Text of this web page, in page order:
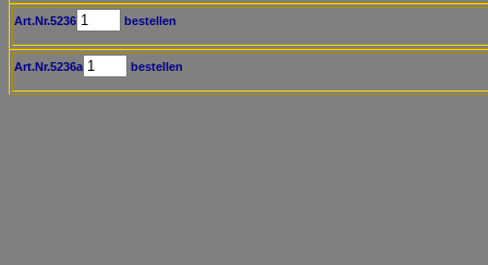
Art.Nr.5236 bestellen
Art.Nr.5236a bestellen